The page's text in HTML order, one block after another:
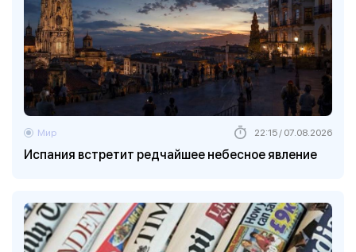
Испания встретит редчайшее небесное явление
Мир 22:15 / 07.08.2026